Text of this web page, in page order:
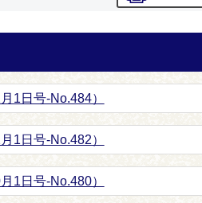
1日号-No.484）
1日号-No.482）
1日号-No.480）